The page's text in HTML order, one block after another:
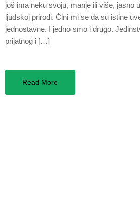
još ima neku svoju, manje ili više, jasno
ljudskoj prirodi. Čini mi se da su istine
jednostavne. I jedno smo i drugo.
prijatnog i […]
Read More